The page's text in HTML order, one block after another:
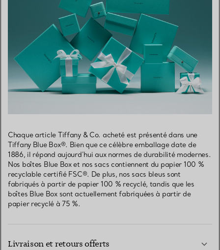
Chaque article Tiffany & Co. acheté est présenté dans une
Tiffany Blue Box®. Bien que ce célèbre emballage date de
1886, il répond aujourd’hui aux normes de durabilité modernes.
Nos boîtes Blue Box et nos sacs contiennent du papier 100 %
recyclable certifié FSC®. De plus, nos sacs bleus sont
fabriqués à partir de papier 100 % recyclé, tandis que les
boîtes Blue Box sont actuellement fabriquées à partir de
papier recyclé à 75 %.
Livraison et retours offerts